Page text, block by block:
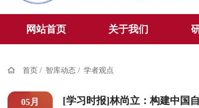
网站首页 关于我们
首页 / 智库动态 / 学者观点
05月 [学习时报]林尚立：构建中国